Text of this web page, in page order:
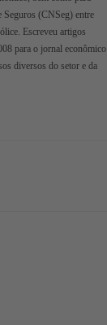
Seguros (CNSeg) entre
Escreveu artigos
para o jornal econômico
diversos do setor e da